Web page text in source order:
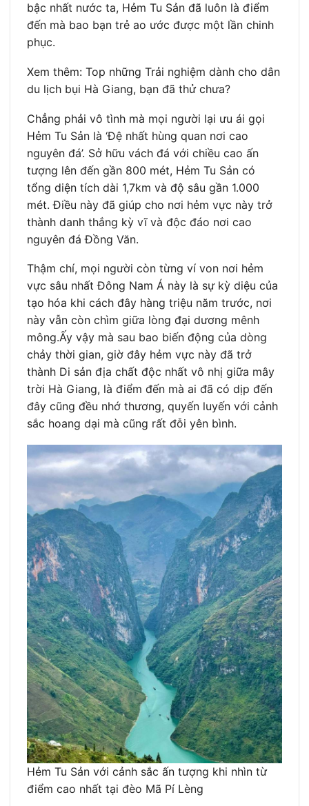
bậc nhất nước ta, Hẻm Tu Sản đã luôn là điểm
đến mà bao bạn trẻ ao ước được một lần chinh
phục.
Xem thêm: Top những Trải nghiệm dành cho dân
du lịch bụi Hà Giang, bạn đã thử chưa?
Chẳng phải vô tình mà mọi người lại ưu ái gọi
Hẻm Tu Sản là ‘Đệ nhất hùng quan nơi cao
nguyên đá’. Sở hữu vách đá với chiều cao ấn
tượng lên đến gần 800 mét, Hẻm Tu Sản có
tổng diện tích dài 1,7km và độ sâu gần 1.000
mét. Điều này đã giúp cho nơi hẻm vực này trở
thành danh thắng kỳ vĩ và độc đáo nơi cao
nguyên đá Đồng Văn.
Thậm chí, mọi người còn từng ví von nơi hẻm
vực sâu nhất Đông Nam Á này là sự kỳ diệu của
tạo hóa khi cách đây hàng triệu năm trước, nơi
này vẫn còn chìm giữa lòng đại dương mênh
mông.Ấy vậy mà sau bao biến động của dòng
chảy thời gian, giờ đây hẻm vực này đã trở
thành Di sản địa chất độc nhất vô nhị giữa mây
trời Hà Giang, là điểm đến mà ai đã có dịp đến
đây cũng đều nhớ thương, quyến luyến với cảnh
sắc hoang dại mà cũng rất đỗi yên bình.
Hẻm Tu Sản với cảnh sắc ấn tượng khi nhìn từ
điểm cao nhất tại đèo Mã Pí Lèng